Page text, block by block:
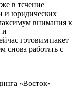
в течение
и юридических
внимания к
и
готовим пакет
снова работать с
«Восток»